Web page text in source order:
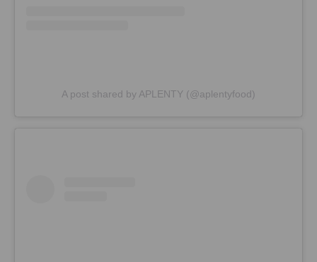
A post shared by APLENTY (@aplentyfood)